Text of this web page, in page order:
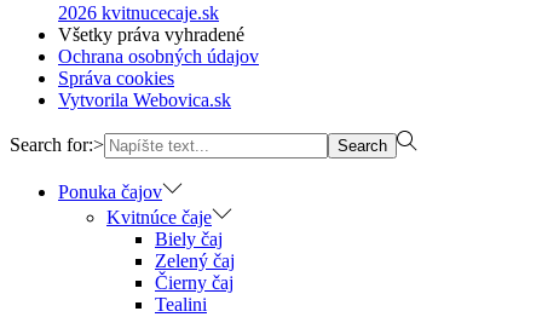
2026 kvitnucecaje.sk
Všetky práva vyhradené
Ochrana osobných údajov
Správa cookies
Vytvorila Webovica.sk
Search for:> Search
Ponuka čajov
Kvitnúce čaje
Biely čaj
Zelený čaj
Čierny čaj
Tealini